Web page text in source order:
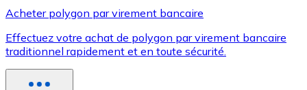
Carte de crédit / débit
Utilisez les cartes Visa et Mastercard pour acheter
Acheter avec carte
Acheter polygon par virement bancaire
Effectuez votre achat de polygon par virement bancaire
traditionnel rapidement et en toute sécurité.